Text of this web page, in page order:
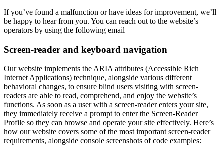
If you’ve found a malfunction or have ideas for improvement, we’ll
be happy to hear from you. You can reach out to the website’s
operators by using the following email
Screen-reader and keyboard navigation
Our website implements the ARIA attributes (Accessible Rich
Internet Applications) technique, alongside various different
behavioral changes, to ensure blind users visiting with screen-
readers are able to read, comprehend, and enjoy the website’s
functions. As soon as a user with a screen-reader enters your site,
they immediately receive a prompt to enter the Screen-Reader
Profile so they can browse and operate your site effectively. Here’s
how our website covers some of the most important screen-reader
requirements, alongside console screenshots of code examples: